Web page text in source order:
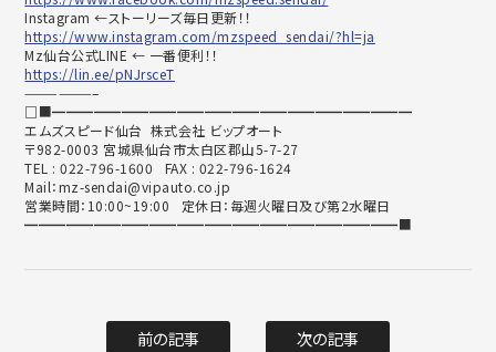
Instagram ←ストーリーズ毎日更新！！
https://www.instagram.com/mzspeed_sendai/?hl=ja
Mz仙台公式LINE ← 一番便利！！
https://lin.ee/pNJrsceT
——————–
□■━━━━━━━━━━━━━━━━━━━━━━━━━━
エムズスピード仙台 株式会社 ビップオート
〒982-0003 宮城県仙台市太白区郡山5-7-27
TEL : 022-796-1600 FAX : 022-796-1624
Mail：mz-sendai@vipauto.co.jp
営業時間：10:00~19:00 定休日：毎週火曜日及び第2水曜日
━━━━━━━━━━━━━━━━━━━━━━━━━━━■
前の記事 次の記事